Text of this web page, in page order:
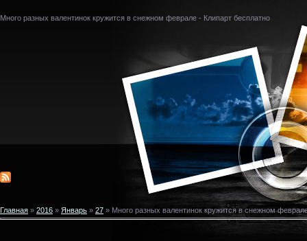
Много разных валентинок кружится в снежном феврале - Клипарт бесплатно
Главная » 2016 » Январь » 27 » Много разных валентинок кружится в снежном